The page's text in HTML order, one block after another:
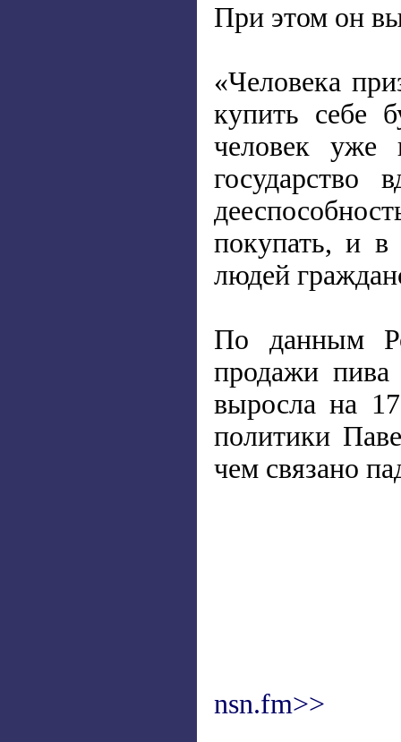
При этом он
«Человека
купить себе
человек уже
государство
покупать, и
людей
По данным
продажи пива
выросла на
политики
чем связано
nsn.fm>>